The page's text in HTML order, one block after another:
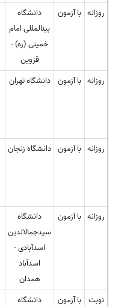
روزانه با آزمون
دانشگاه
بینالمللی امام
خمینی (ره) -
قزوین
روزانه با آزمون دانشگاه تهران
روزانه با آزمون دانشگاه زنجان
روزانه با آزمون
دانشگاه
سیدجمالالدین
اسدآبادی -
اسدآباد
همدان
نوبت
با آزمون
دانشگاه